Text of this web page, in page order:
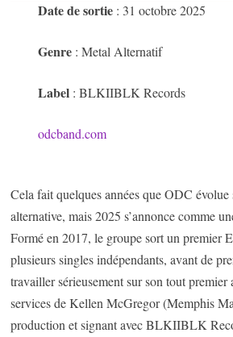
Date de sortie : 31 octobre 2025
Genre : Metal Alternatif
Label : BLKIIBLK Records
odcband.com
Cela fait quelques années que ODC évolue
alternative, mais 2025 s’annonce comme
Formé en 2017, le groupe sort un premier
plusieurs singles indépendants, avant de
travailler sérieusement sur son tout premier
services de Kellen McGregor (Memphis
production et signant avec BLKIIBLK